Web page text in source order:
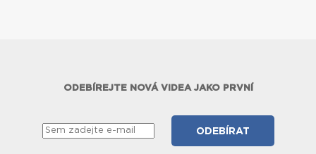
ODEBÍREJTE NOVÁ VIDEA JAKO PRVNÍ